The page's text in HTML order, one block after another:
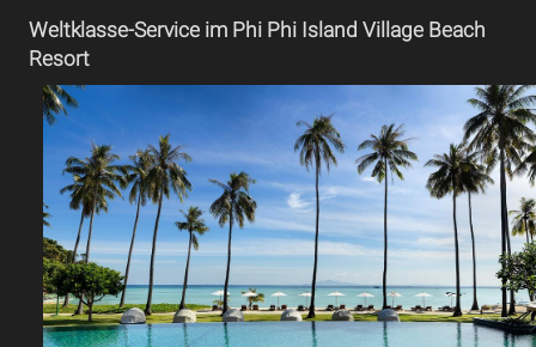
Weltklasse-Service im Phi Phi Island Village Beach
Resort